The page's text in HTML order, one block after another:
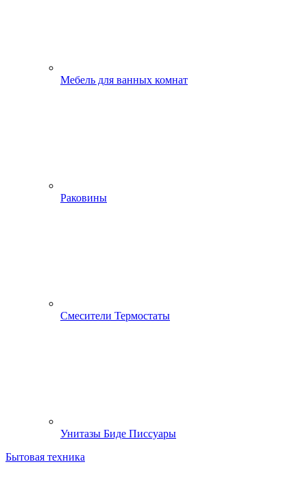
Мебель для ванных комнат
Раковины
Смесители Термостаты
Унитазы Биде Писсуары
Бытовая техника